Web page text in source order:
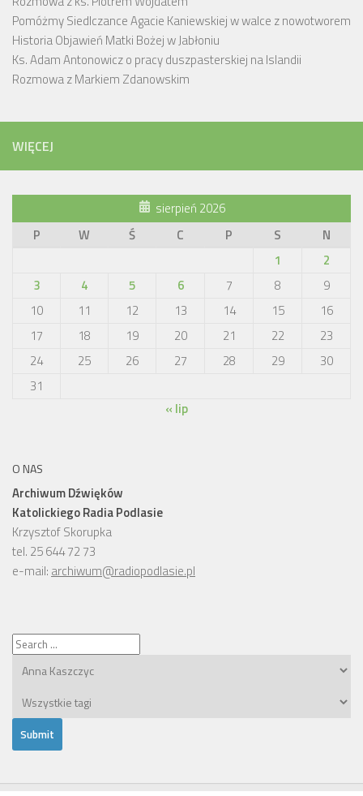
Pomóżmy Siedlczance Agacie Kaniewskiej w walce z nowotworem
Historia Objawień Matki Bożej w Jabłoniu
Ks. Adam Antonowicz o pracy duszpasterskiej na Islandii
Rozmowa z Markiem Zdanowskim
WIĘCEJ
sierpień 2026
P
W Ś C P S
N
1
2
3
4 5 6 7 8
9
10
11 12 13 14 15
16
17
18 19 20 21 22
23
24
25 26 27 28 29
30
31
« lip
O NAS
Archiwum Dźwięków
Katolickiego Radia Podlasie
Krzysztof Skorupka
tel. 25 644 72 73
e-mail: archiwum@radiopodlasie.pl